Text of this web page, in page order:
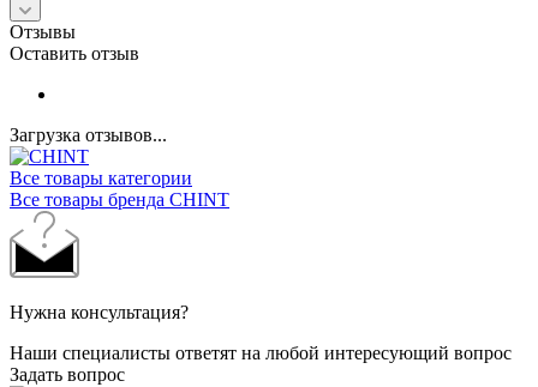
Отзывы
Оставить отзыв
Загрузка отзывов...
Все товары категории
Все товары бренда CHINT
Нужна консультация?
Наши специалисты ответят на любой интересующий вопрос
Задать вопрос